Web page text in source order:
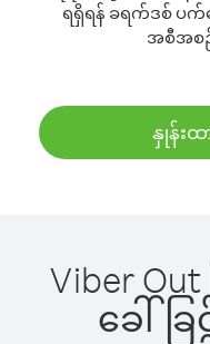
ရရှိရန် ခရက်ဒစ် ပက်
အစီအစ
နှုန်းထ
Viber
ခေါ်